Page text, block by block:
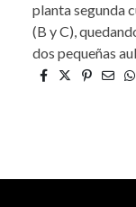
planta segunda
(B y C),
dos pequeñas